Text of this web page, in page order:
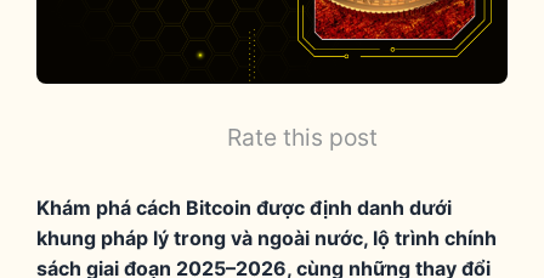
Rate this post
Khám phá cách Bitcoin được định danh dưới
khung pháp lý trong và ngoài nước, lộ trình chính
sách giai đoạn 2025–2026, cùng những thay đổi